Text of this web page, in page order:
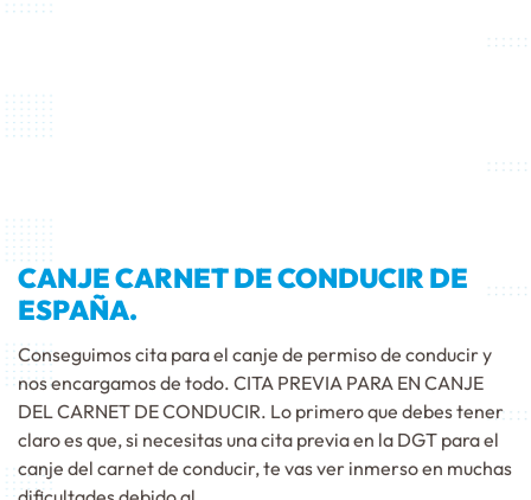
CANJE CARNET DE CONDUCIR DE
ESPAÑA.
Conseguimos cita para el canje de permiso de conducir y
nos encargamos de todo. CITA PREVIA PARA EN CANJE
DEL CARNET DE CONDUCIR. Lo primero que debes tener
claro es que, si necesitas una cita previa en la DGT para el
canje del carnet de conducir, te vas ver inmerso en muchas